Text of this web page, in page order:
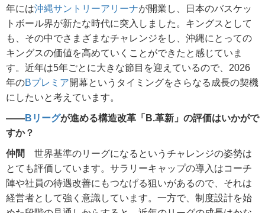
年には沖縄サントリーアリーナが開業し、日本のバスケッ
トボール界が新たな時代に突入しました。キングスとして
も、その中でさまざまなチャレンジをし、沖縄にとっての
キングスの価値を高めていくことができたと感じていま
す。近年は5年ごとに大きな節目を迎えているので、2026
年のBプレミア開幕というタイミングをさらなる成長の契機
にしたいと考えています。
――Bリーグが進める構造改革「B.革新」の評価はいかがで
すか？
仲間
世界基準のリーグになるというチャレンジの姿勢は
とても評価しています。サラリーキャップの導入はコーチ
陣や社員の待遇改善にもつなげる狙いがあるので、それは
経営者として強く意識しています。一方で、制度設計を始